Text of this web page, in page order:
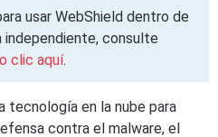
usar WebShield dentro de
independiente, consulte
clic aquí.
tecnología en la nube para
contra el malware, el